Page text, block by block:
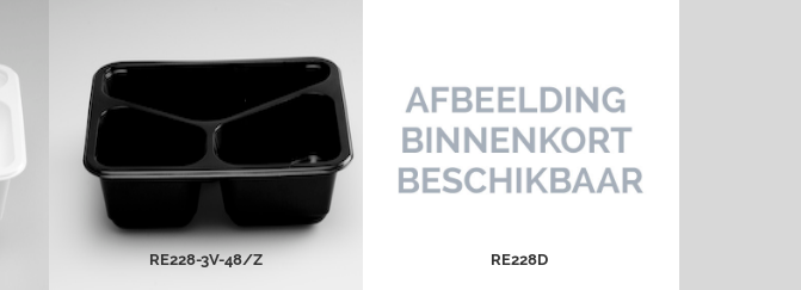
RE228-3V-48/Z
Re228-3V-48/Z
MEER INFO
RE228D
Re228D
MEER INFO